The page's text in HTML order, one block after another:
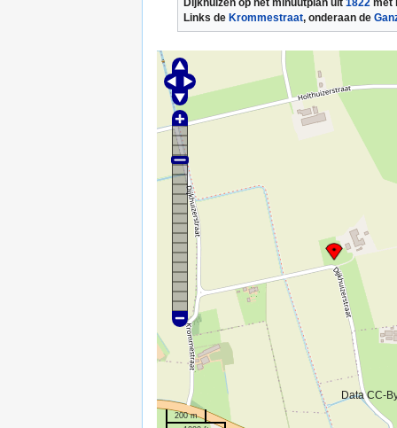
Dijkhuizen op het minuutplan uit 1822 met
Links de Krommestraat, onderaan de
200 m
Data CC-